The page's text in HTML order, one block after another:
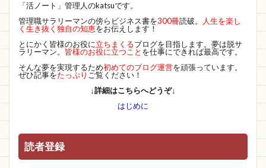
「活ノート」管理人のkatsuです。
管理職サラリーマンの傍らビジネス書を300冊読破。
人生を楽し
く生き抜く独自の知恵をお伝えします！
とにかく皆様のお役に立ちまくるブログを目指します。夢は脱サ
ラリーマン。 皆様のお役に立つこと を仕事にできれば最高です。
そんな夢を実現するため初めてのブログ運営を頑張っています。
ぜひ記事をたっぷり ご覧ください！
↓詳細はこちらへどうぞ↓
はじめに
読者登録